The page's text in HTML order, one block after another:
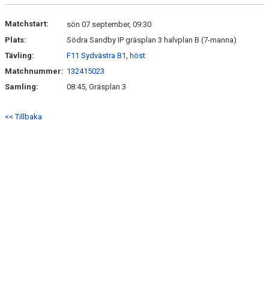
Matchstart:
sön 07 september, 09:30
Plats:
Södra Sandby IP gräsplan 3 halvplan B (7-manna)
Tävling:
F11 Sydvästra B1, höst
Matchnummer: 132415023
Samling:
08:45, Gräsplan 3
<< Tillbaka